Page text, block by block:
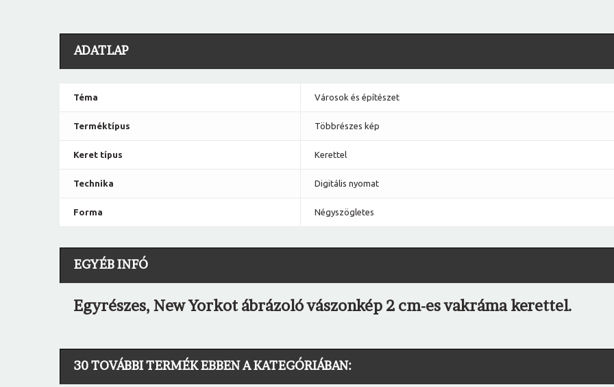
ADATLAP
Téma Városok és építészet
Terméktípus Többrészes kép
Keret típus Kerettel
Technika Digitális nyomat
Forma Négyszögletes
EGYÉB INFÓ
Egyrészes, New Yorkot ábrázoló vászonkép 2 cm-es vakráma kerettel.
30 TOVÁBBI TERMÉK EBBEN A KATEGÓRIÁBAN: